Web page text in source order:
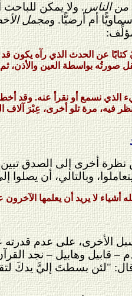
من الناس. ولا يمكن للباحث
أم أرضيًّا. ومجمل
كتابًا عن الحدث الذي رآه يكون
صورتُه بواسطة العين والأذن،
الذي نسمع أو نقرأ عنه.
فيه، مرة تلو أخرى، عِبْرَ آلاف
أخرى إلى الصدق تبين
وبالتالي، أن يصلوا
لا يريد أن يعلمها
الأخرى، على عدم قدرته
– قابيل وهابيل – نجد
وقال: "لئن بسطتَ إليَّ يدكَ